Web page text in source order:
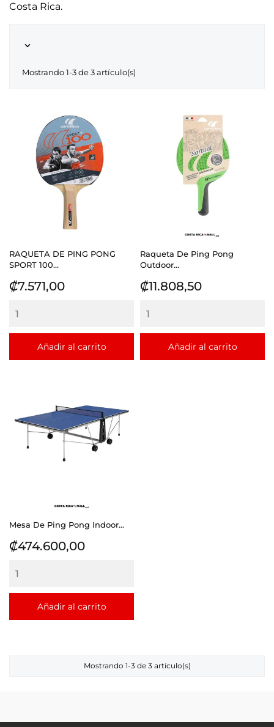
Costa Rica.

Mostrando 1-3 de 3 artículo(s)
RAQUETA DE PING PONG
SPORT 100...
Precio
₡7.571,00
Añadir al carrito
Raqueta De Ping Pong
Outdoor...
Precio
₡11.808,50
Añadir al carrito
Mesa De Ping Pong Indoor...
Precio
₡474.600,00
Añadir al carrito
Mostrando 1-3 de 3 artículo(s)